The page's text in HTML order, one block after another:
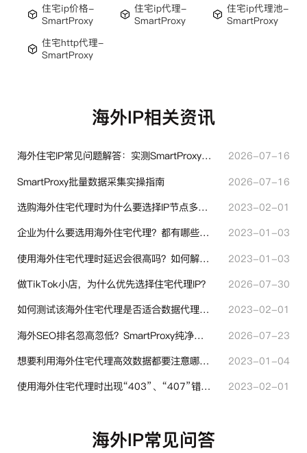
住宅ip价格-
SmartProxy
住宅ip代理-
SmartProxy
住宅ip代理池-
SmartProxy
住宅http代理-
SmartProxy
海外IP相关资讯
海外住宅IP常见问题解答：实测SmartProxy使用经验分享
2026-07-16
SmartProxy批量数据采集实操指南
2026-07-16
选购海外住宅代理时为什么要选择IP节点多的？有什么区别？
2023-02-01
企业为什么要选用海外住宅代理？都有哪些帮助？
2023-01-03
使用海外住宅代理时延迟会很高吗？如何解决？
2023-01-03
做TikTok小店，为什么优先选择住宅代理IP？
2026-07-30
如何测试该海外住宅代理是否适合数据代理使用？
2023-02-01
海外SEO排名忽高忽低？SmartProxy纯净住宅IP助力站点权重稳定
2026-07-23
想要利用海外住宅代理高效数据都要注意哪些地方？
2023-01-04
使用海外住宅代理时出现“403”、“407”错误代码时代表什么？
2023-02-01
海外IP常见问答